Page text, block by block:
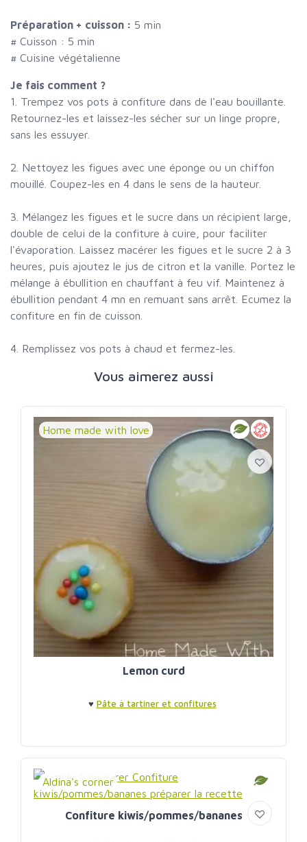
Préparation + cuisson : 5 min
# Cuisson : 5 min
# Cuisine végétalienne
Je fais comment ?
1. Trempez vos pots à confiture dans de l'eau bouillante.
Retournez-les et laissez-les sécher sur un linge propre,
sans les essuyer.
2. Nettoyez les figues avec une éponge ou un chiffon
mouillé. Coupez-les en 4 dans le sens de la hauteur.
3. Mélangez les figues et le sucre dans un récipient large,
double de celui de la confiture à cuire, pour faciliter
l'évaporation. Laissez macérer les figues et le sucre 2 à 3
heures, puis ajoutez le jus de citron et la vanille. Portez le
mélange à ébullition en chauffant à feu vif. Maintenez à
ébullition pendant 4 mn en remuant sans arrêt. Ecumez la
confiture en fin de cuisson.
4. Remplissez vos pots à chaud et fermez-les.
Vous aimerez aussi
Home made with love
Lemon curd
♥ Pâte à tartiner et confitures
Aldina's corner
Confiture kiwis/pommes/bananes